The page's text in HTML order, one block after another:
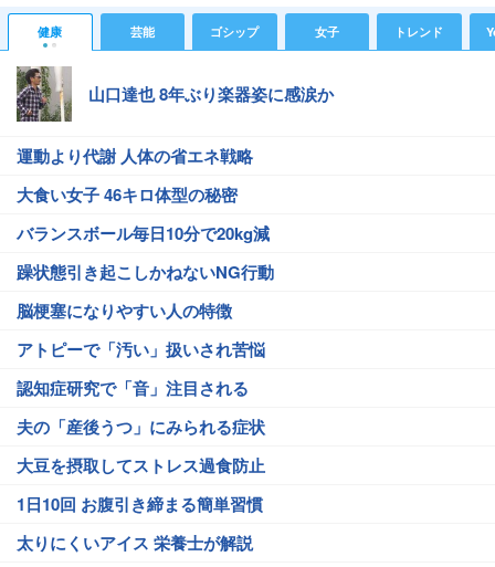
健康 芸能 ゴシップ 女子 トレンド
山口達也 8年ぶり楽器姿に感涙か
運動より代謝 人体の省エネ戦略
大食い女子 46キロ体型の秘密
バランスボール毎日10分で20kg減
躁状態引き起こしかねないNG行動
脳梗塞になりやすい人の特徴
アトピーで「汚い」扱いされ苦悩
認知症研究で「音」注目される
夫の「産後うつ」にみられる症状
大豆を摂取してストレス過食防止
1日10回 お腹引き締まる簡単習慣
太りにくいアイス 栄養士が解説